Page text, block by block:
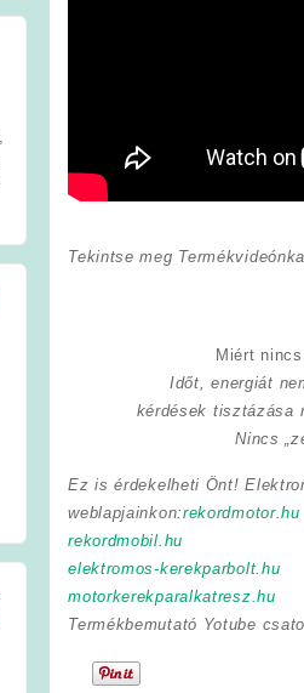
Tekintse meg
Miért
Időt, energiát
kérdések tisztázása
Nincs
Ez is érdekelheti Önt!
weblapjainkon:rekordmotor.hu
rekordmobil.hu
elektromos-kerekparbolt.hu
motorkerekparalkatresz.hu
Termékbemutató Yotube